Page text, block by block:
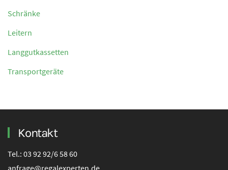
Schränke
Leitern
Langgutkassetten
Transportgeräte
Kontakt
Tel.: 03 92 92/6 58 60
anfrage@regalexperten.de